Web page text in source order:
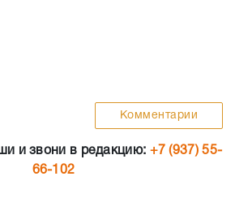
Комментарии
и звони в редакцию: +7 (937) 55-
66-102